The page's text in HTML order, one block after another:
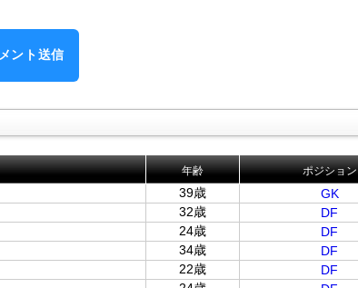
年齢 ポジション
39歳
GK
32歳
DF
24歳
DF
34歳
DF
22歳
DF